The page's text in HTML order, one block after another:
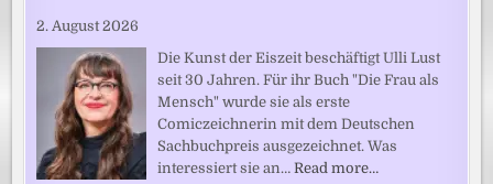
2. August 2026
Die Kunst der Eiszeit beschäftigt Ulli Lust
seit 30 Jahren. Für ihr Buch "Die Frau als
Mensch" wurde sie als erste
Comiczeichnerin mit dem Deutschen
Sachbuchpreis ausgezeichnet. Was
interessiert sie an…Read more…